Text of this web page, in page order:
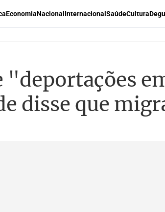
EconomiaNacional Internacional SaúdeCultura
disse que